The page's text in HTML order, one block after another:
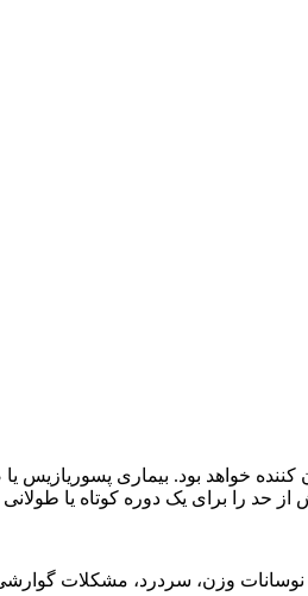
خواهد بود. بیماری پسوریازیس
را برای یک دوره کوتاه یا طولانی
نوسانات وزن، سردرد، مشکلات